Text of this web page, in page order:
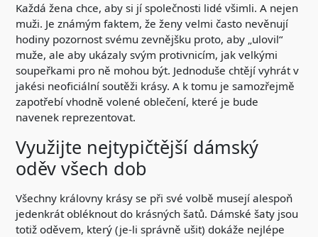
Každá žena chce, aby si jí společnosti lidé všimli. A nejen
muži. Je známým faktem, že ženy velmi často nevěnují
hodiny pozornost svému zevnějšku proto, aby „ulovil“
muže, ale aby ukázaly svým protivnicím, jak velkými
soupeřkami pro ně mohou být. Jednoduše chtějí vyhrát v
jakési neoficiální soutěži krásy. A k tomu je samozřejmě
zapotřebí vhodně volené oblečení, které je bude
navenek reprezentovat.
Využijte nejtypičtější dámský
oděv všech dob
Všechny královny krásy se při své volbě musejí alespoň
jedenkrát obléknout do krásných šatů. Dámské šaty jsou
totiž oděvem, který (je-li správně ušit) dokáže nejlépe